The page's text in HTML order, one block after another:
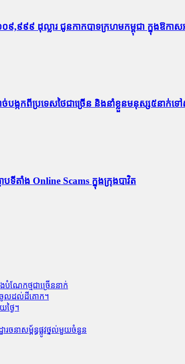
៩,៩៩៩ ដុល្លារ ជូនកាកបាទក្រហមកម្ពុជា ក្នុងឱក
ង្កកពីប្រទេសថៃជាច្រើន និងនាំខ្លួនមនុស្ស៥នាក់ទ
ប​ទីតាំង Online Scams ក្នុងក្រុងបាវិត
បំណែកថ្មជាច្រើននាក់
ក់ចូលដល់ដីគោក។
ងៃ។
នាសម្ព័ន្ធ​ផ្លូវថ្នល់​មួយ​ចំនួន